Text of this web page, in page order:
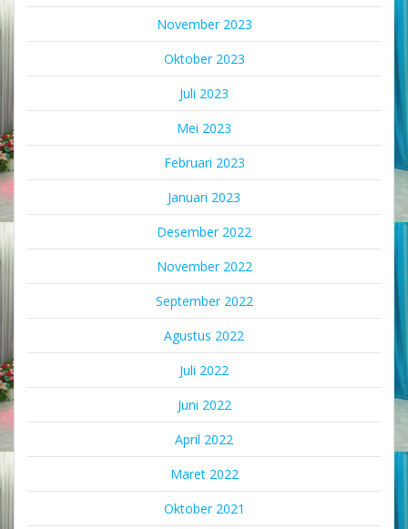
November 2023
Oktober 2023
Juli 2023
Mei 2023
Februari 2023
Januari 2023
Desember 2022
November 2022
September 2022
Agustus 2022
Juli 2022
Juni 2022
April 2022
Maret 2022
Oktober 2021